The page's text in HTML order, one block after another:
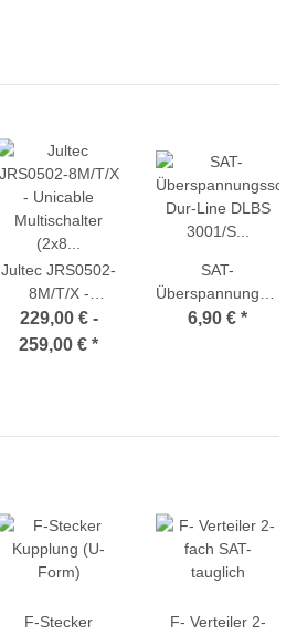
Jultec JRS0502-
8M/T/X -
Unicable
Multischalter (2x8
229,00 € -
259,00 € *
SAT-
Dur-Line DLBS
6,90 € *
F-Stecker
F- Verteiler 2-